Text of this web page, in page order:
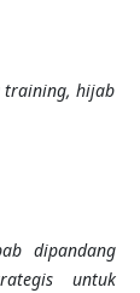
training, hijab
dipandang
untuk